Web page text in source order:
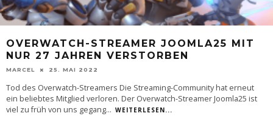
OVERWATCH-STREAMER JOOMLA25 MIT
NUR 27 JAHREN VERSTORBEN
MARCEL 25. MAI 2022
Tod des Overwatch-Streamers Die Streaming-Community hat erneut
ein beliebtes Mitglied verloren. Der Overwatch-Streamer Joomla25 ist
viel zu früh von uns gegang... WEITERLESEN...